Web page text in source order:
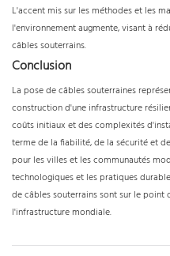
L'accent mis sur les méthodes et les
l'environnement augmente, visant à
câbles souterrains.
Conclusion
La pose de câbles souterraines
construction d'une infrastructure
coûts initiaux et des complexités
terme de la fiabilité, de la sécurité et
pour les villes et les communautés
technologiques et les pratiques
de câbles souterrains sont sur le
l'infrastructure mondiale.